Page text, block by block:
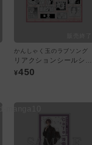
かんしゃく玉のラブソング
リアクションシールシート／たけわこver.：ピンク
¥450